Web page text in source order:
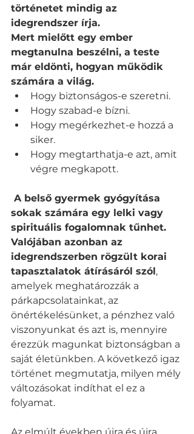
történetet mindig az
idegrendszer írja.
Mert mielőtt egy ember
megtanulna beszélni, a teste
már eldönti, hogyan működik
számára a világ.
Hogy biztonságos-e szeretni.
Hogy szabad-e bízni.
Hogy megérkezhet-e hozzá a
siker.
Hogy megtarthatja-e azt, amit
végre megkapott.
A belső gyermek gyógyítása
sokak számára egy lelki vagy
spirituális fogalomnak tűnhet.
Valójában azonban az
idegrendszerben rögzült korai
tapasztalatok átírásáról szól,
amelyek meghatározzák a
párkapcsolatainkat, az
önértékelésünket, a pénzhez való
viszonyunkat és azt is, mennyire
érezzük magunkat biztonságban a
saját életünkben. A következő igaz
történet megmutatja, milyen mély
változásokat indíthat el ez a
folyamat.
Az elmúlt években újra és újra